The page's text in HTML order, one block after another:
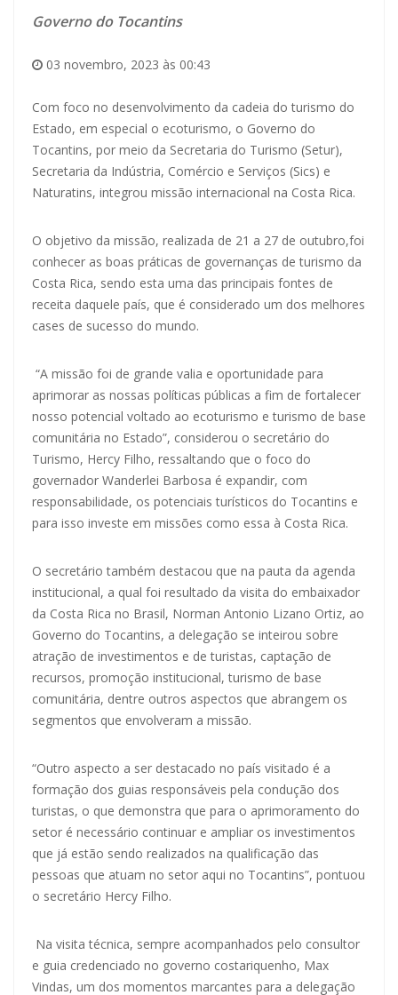
Governo do Tocantins
03 novembro, 2023 às 00:43
Com foco no desenvolvimento da cadeia do turismo do
Estado, em especial o ecoturismo, o Governo do
Tocantins, por meio da Secretaria do Turismo (Setur),
Secretaria da Indústria, Comércio e Serviços (Sics) e
Naturatins, integrou missão internacional na Costa Rica.
O objetivo da missão, realizada de 21 a 27 de outubro,foi
conhecer as boas práticas de governanças de turismo da
Costa Rica, sendo esta uma das principais fontes de
receita daquele país, que é considerado um dos melhores
cases de sucesso do mundo.
“A missão foi de grande valia e oportunidade para
aprimorar as nossas políticas públicas a fim de fortalecer
nosso potencial voltado ao ecoturismo e turismo de base
comunitária no Estado”, considerou o secretário do
Turismo, Hercy Filho, ressaltando que o foco do
governador Wanderlei Barbosa é expandir, com
responsabilidade, os potenciais turísticos do Tocantins e
para isso investe em missões como essa à Costa Rica.
O secretário também destacou que na pauta da agenda
institucional, a qual foi resultado da visita do embaixador
da Costa Rica no Brasil, Norman Antonio Lizano Ortiz, ao
Governo do Tocantins, a delegação se inteirou sobre
atração de investimentos e de turistas, captação de
recursos, promoção institucional, turismo de base
comunitária, dentre outros aspectos que abrangem os
segmentos que envolveram a missão.
“Outro aspecto a ser destacado no país visitado é a
formação dos guias responsáveis pela condução dos
turistas, o que demonstra que para o aprimoramento do
setor é necessário continuar e ampliar os investimentos
que já estão sendo realizados na qualificação das
pessoas que atuam no setor aqui no Tocantins”, pontuou
o secretário Hercy Filho.
Na visita técnica, sempre acompanhados pelo consultor
e guia credenciado no governo costariquenho, Max
Vindas, um dos momentos marcantes para a delegação